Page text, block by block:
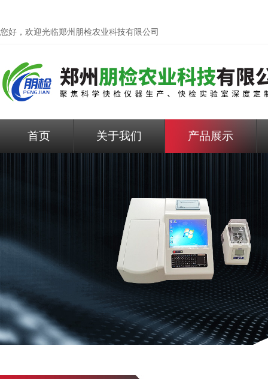
您好，欢迎光临郑州朋检农业科技有限公司
首页 关于我们 产品展示